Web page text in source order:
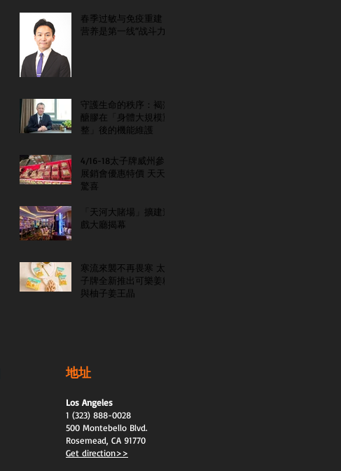
春季过敏与免疫重建：
营养是第一线“战斗力”
守護生命的秩序：褐藻
醣膠在「身體大規模重
整」後的機能維護
4/16-18太子牌威州參
展銷會優惠特價 天天
驚喜
「天河大賭場」擴建遊
戲大廳揭幕
寒流來襲不再畏寒 太
子牌全新推出可樂姜糖
與柚子姜王晶
地址
Los Angeles
1 (323) 888-0028
500 Montebello Blvd.
Rosemead, CA 91770
Get direction>>